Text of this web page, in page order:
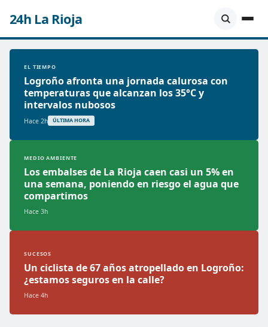
24h La Rioja
EL TIEMPO
Logroño afronta una jornada calurosa con
temperaturas que alcanzan los 35°C y
intervalos nubosos
Hace 2h ÚLTIMA HORA
MEDIO AMBIENTE
Los embalses de La Rioja caen casi un 5% en
una semana, poniendo en riesgo el agua que
compartimos
Hace 3h
SUCESOS
Un ciclista de 67 años atropellado en Logroño:
¿estamos seguros en la calle?
Hace 4h